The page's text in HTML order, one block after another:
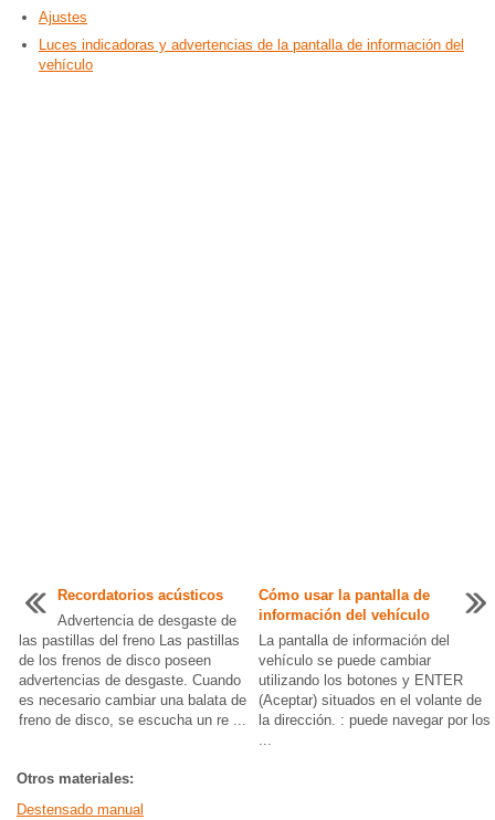
Ajustes
Luces indicadoras y advertencias de la pantalla de información del
vehículo
Recordatorios acústicos
Advertencia de desgaste de
las pastillas del freno Las pastillas
de los frenos de disco poseen
advertencias de desgaste. Cuando
es necesario cambiar una balata de
freno de disco, se escucha un re ...
Cómo usar la pantalla de
información del vehículo
La pantalla de información del
vehículo se puede cambiar
utilizando los botones y ENTER
(Aceptar) situados en el volante de
la dirección. : puede navegar por los
...
Otros materiales:
Destensado manual